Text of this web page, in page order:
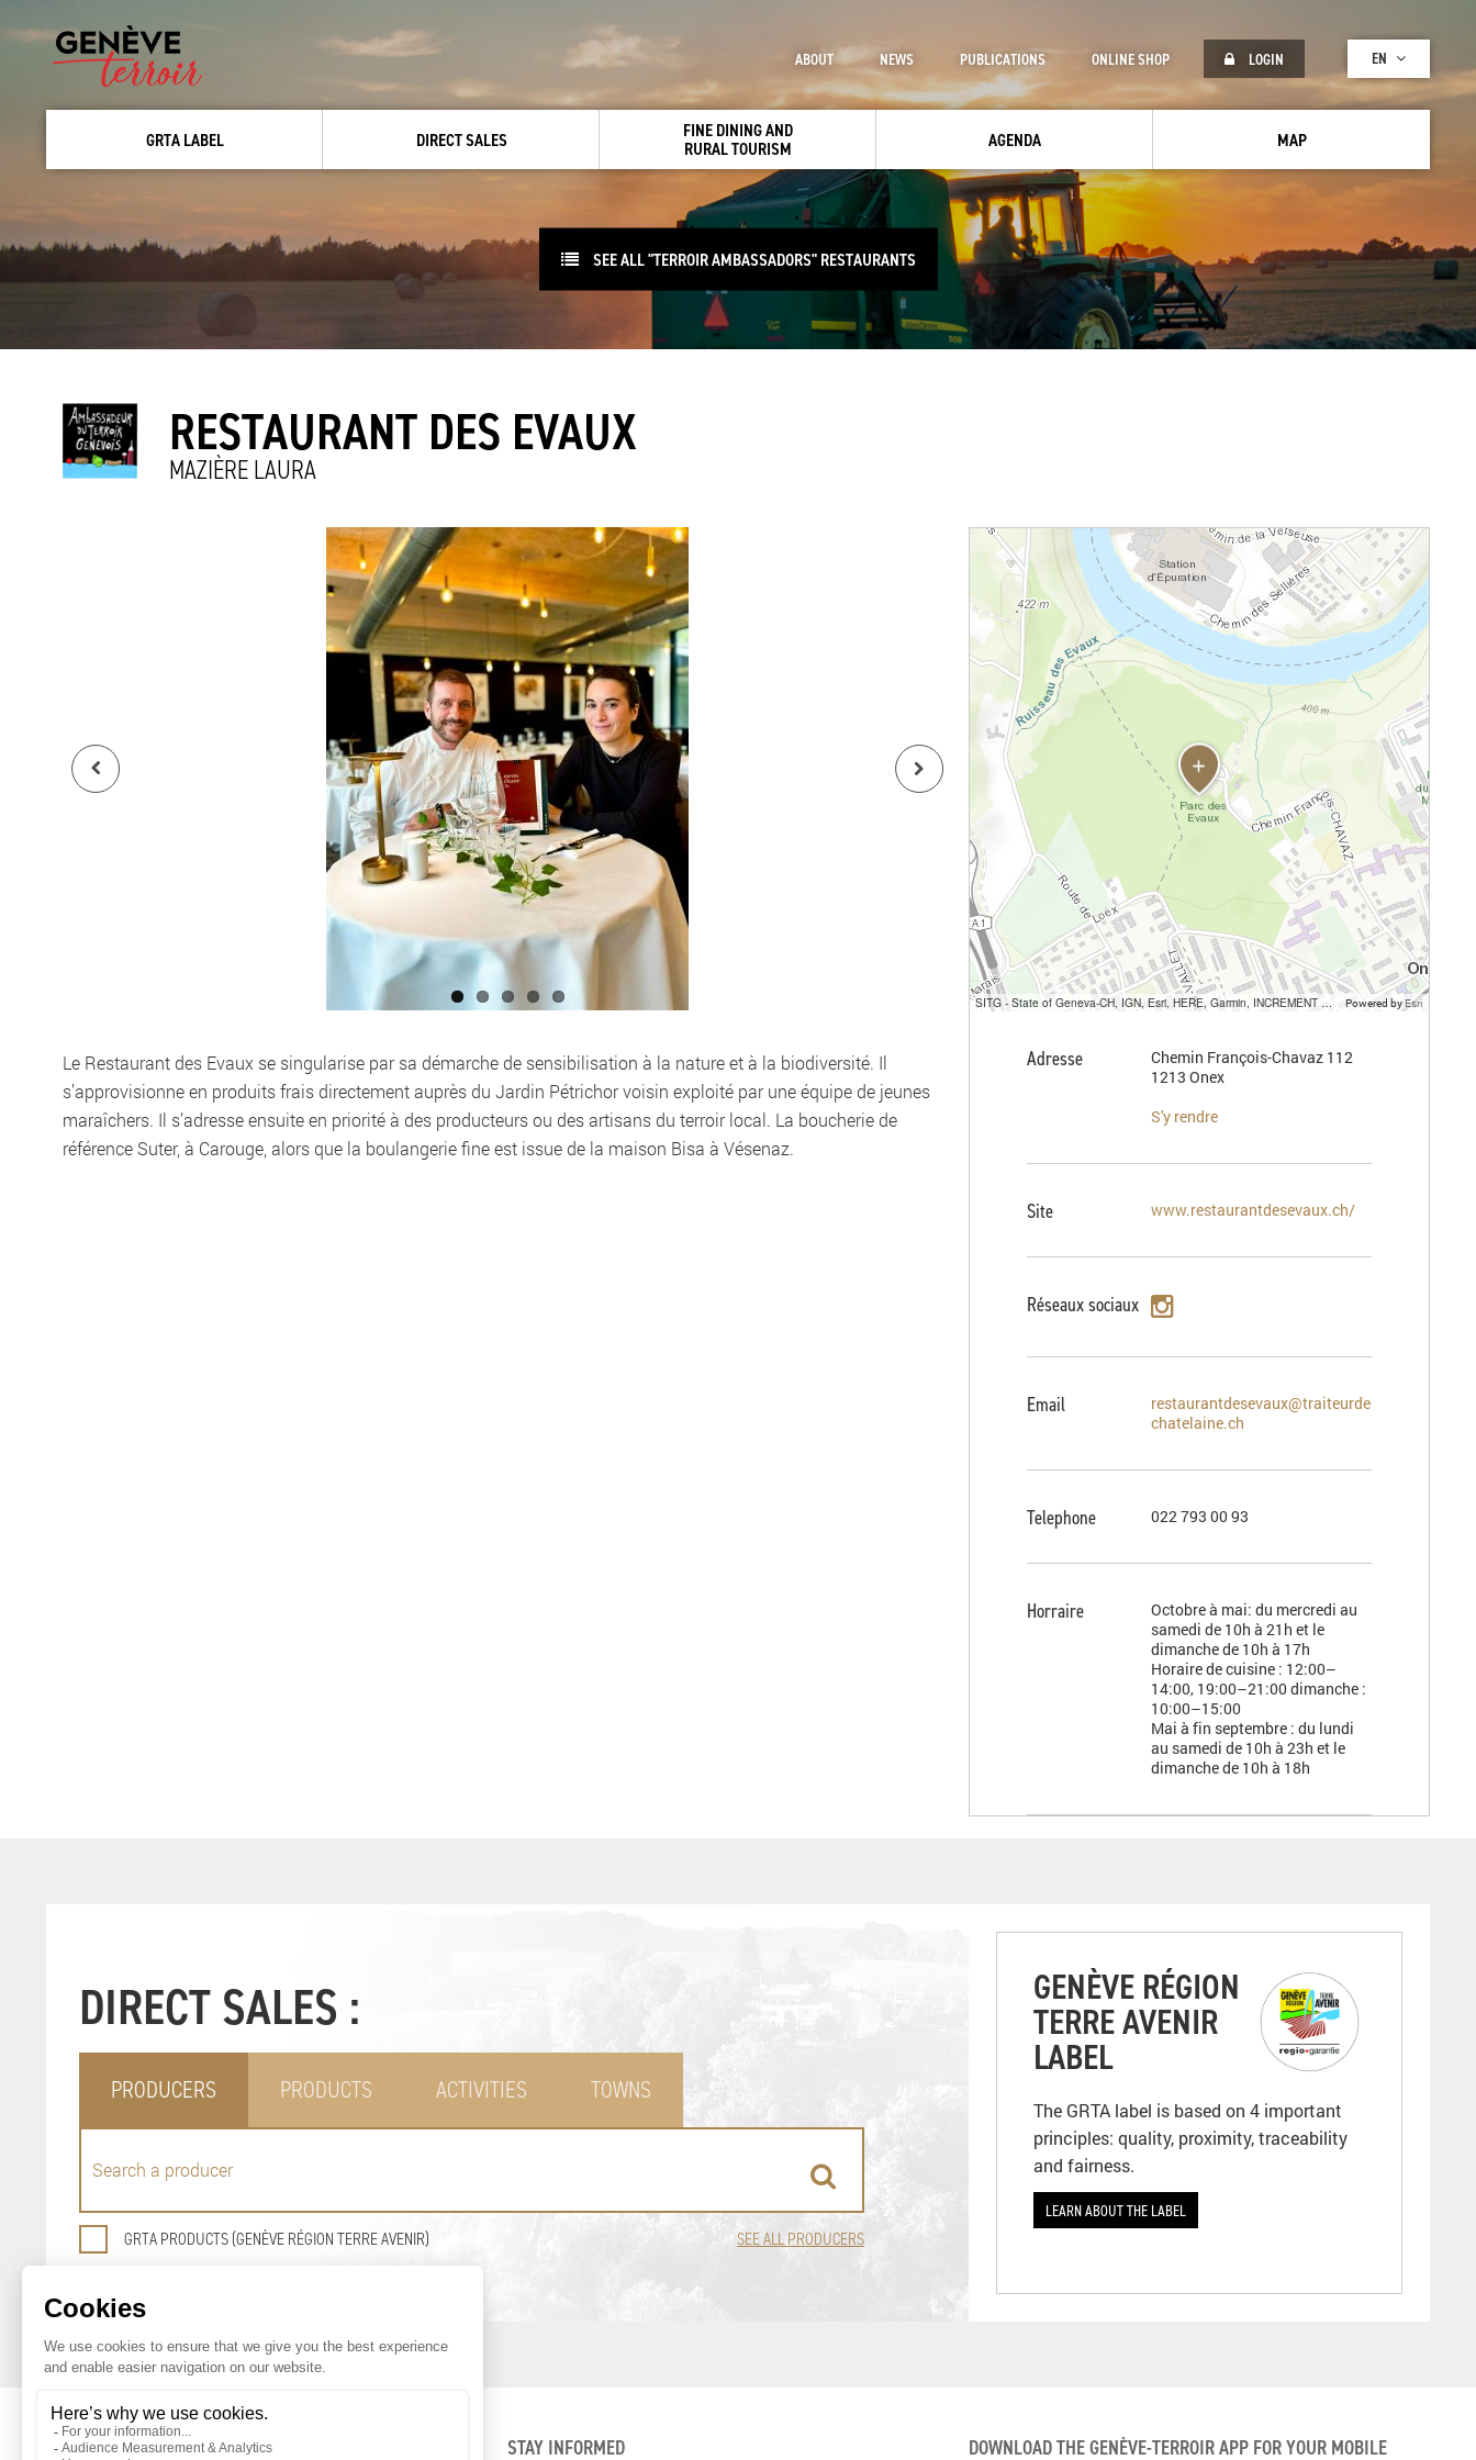
GRTA LABEL DIRECT SALES
FINE DINING AND
RURAL TOURISM
AGENDA MAP
ABOUT NEWS PUBLICATIONS ONLINE SHOP LOGIN EN
SEE ALL "TERROIR AMBASSADORS" RESTAURANTS
RESTAURANT DES EVAUX
MAZIÈRE LAURA
Le Restaurant des Evaux se singularise par sa démarche de sensibilisation à la nature et à la biodiversité. Il
s’approvisionne en produits frais directement auprès du Jardin Pétrichor voisin exploité par une équipe de jeunes
maraîchers. Il s’adresse ensuite en priorité à des producteurs ou des artisans du terroir local. La boucherie de
référence Suter, à Carouge, alors que la boulangerie fine est issue de la maison Bisa à Vésenaz.
SITG - State of Geneva-CH, IGN, Esri, HERE, Garmin, INCREMENT P, USGS, METI/NASA Powered by Esri
Adresse
Chemin François-Chavaz 112
1213 Onex
S'y rendre
Site www.restaurantdesevaux.ch/
Réseaux sociaux
Email
restaurantdesevaux@traiteurde
chatelaine.ch
Telephone 022 793 00 93
Horraire
Octobre à mai: du mercredi au
samedi de 10h à 21h et le
dimanche de 10h à 17h
Horaire de cuisine : 12:00–
14:00, 19:00–21:00 dimanche :
10:00–15:00
Mai à fin septembre : du lundi
au samedi de 10h à 23h et le
dimanche de 10h à 18h
DIRECT SALES :
PRODUCERS PRODUCTS ACTIVITIES TOWNS
GRTA PRODUCTS (GENÈVE RÉGION TERRE AVENIR) SEE ALL PRODUCERS
GENÈVE RÉGION
TERRE AVENIR
LABEL
The GRTA label is based on 4 important
principles: quality, proximity, traceability
and fairness.
LEARN ABOUT THE LABEL
GENEVA AGRICULTURAL PRODUCTS
STAY INFORMED
DOWNLOAD THE GENÈVE-TERROIR APP FOR YOUR MOBILE